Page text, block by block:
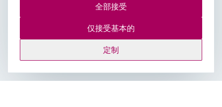
Endress+Hauser Group Services AG ©版权所有
通用条款与条件规范及营业执照
定制
仅接受基本的
全部接受